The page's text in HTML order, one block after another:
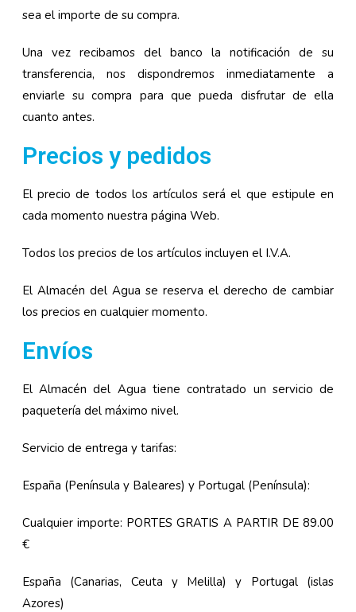
sea el importe de su compra.
Una vez recibamos del banco la notificación de su
transferencia, nos dispondremos inmediatamente a
enviarle su compra para que pueda disfrutar de ella
cuanto antes.
Precios y pedidos
El precio de todos los artículos será el que estipule en
cada momento nuestra página Web.
Todos los precios de los artículos incluyen el I.V.A.
El Almacén del Agua se reserva el derecho de cambiar
los precios en cualquier momento.
Envíos
El Almacén del Agua tiene contratado un servicio de
paquetería del máximo nivel.
Servicio de entrega y tarifas:
España (Península y Baleares) y Portugal (Península):
Cualquier importe: PORTES GRATIS A PARTIR DE 89.00
€
España (Canarias, Ceuta y Melilla) y Portugal (islas
Azores)